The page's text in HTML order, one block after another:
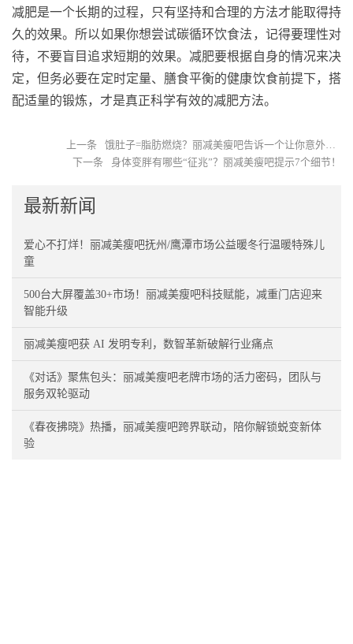
减肥是一个长期的过程，只有坚持和合理的方法才能取得持
久的效果。所以如果你想尝试碳循环饮食法，记得要理性对
待，不要盲目追求短期的效果。减肥要根据自身的情况来决
定，但务必要在定时定量、膳食平衡的健康饮食前提下，搭
配适量的锻炼，才是真正科学有效的减肥方法。
上一条
饿肚子=脂肪燃烧？丽减美瘦吧告诉一个让你意外的答案！
下一条
身体变胖有哪些“征兆”？丽减美瘦吧提示7个细节！
最新新闻
爱心不打烊！丽减美瘦吧抚州/鹰潭市场公益暖冬行温暖特殊儿
童
500台大屏覆盖30+市场！丽减美瘦吧科技赋能，减重门店迎来
智能升级
丽减美瘦吧获 AI 发明专利，数智革新破解行业痛点
《对话》聚焦包头：丽减美瘦吧老牌市场的活力密码，团队与
服务双轮驱动
《春夜拂晓》热播，丽减美瘦吧跨界联动，陪你解锁蜕变新体
验